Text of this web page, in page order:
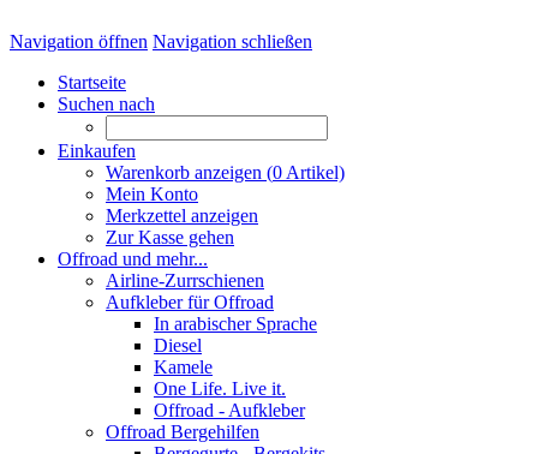
Navigation öffnen Navigation schließen
Startseite
Suchen nach
Einkaufen
Warenkorb anzeigen (0 Artikel)
Mein Konto
Merkzettel anzeigen
Zur Kasse gehen
Offroad und mehr...
Airline-Zurrschienen
Aufkleber für Offroad
In arabischer Sprache
Diesel
Kamele
One Life. Live it.
Offroad - Aufkleber
Offroad Bergehilfen